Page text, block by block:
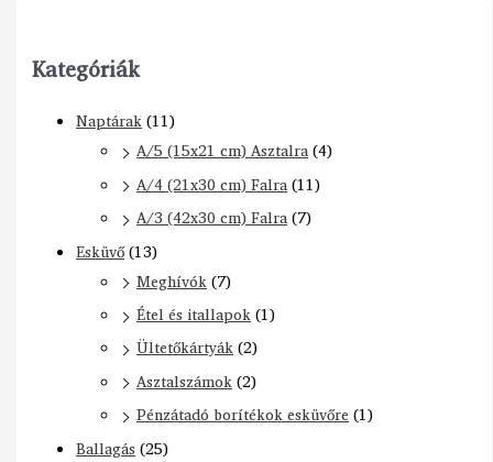
Kategóriák
Naptárak(11)
A/5 (15x21 cm) Asztalra(4)
A/4 (21x30 cm) Falra(11)
A/3 (42x30 cm) Falra(7)
Esküvő(13)
Meghívók(7)
Étel és itallapok(1)
Ültetőkártyák(2)
Asztalszámok(2)
Pénzátadó borítékok esküvőre (1)
Ballagás (25)